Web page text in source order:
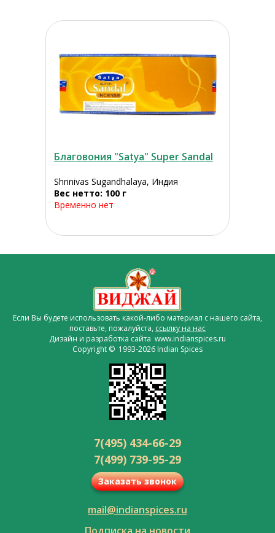
Благовония "Satya" Super Sandal
Shrinivas Sugandhalaya, Индия
Вес нетто: 100 г
Временно нет
Если Вы будете использовать какой-либо материал с нашего сайта,
поставьте, пожалуйста, ссылку на нас
Дизайн и разработка сайта www.indianspices.ru
Copyright © 1993-2026 Indian Spices
7(495) 434-66-29
7(499) 739-95-29
Заказать звонок
mail@indianspices.ru